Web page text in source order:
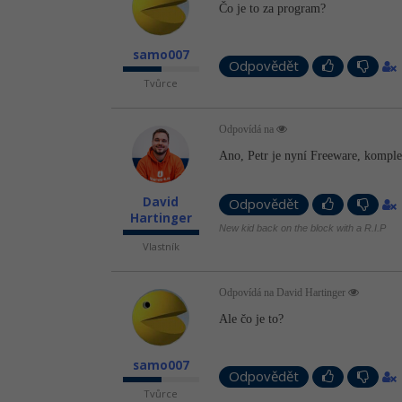
samo007
Tvůrce
Čo je to za program?
Odpovědět
David
Hartinger
Vlastník
Odpovídá na
Ano, Petr je nyní Freeware,
Odpovědět
New kid back on the block with a R.I.P
samo007
Tvůrce
Odpovídá na David Hartinger
Ale čo je to?
Odpovědět